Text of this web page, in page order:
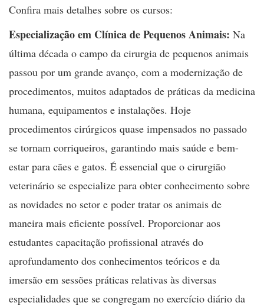
Confira mais detalhes sobre os cursos:
Especialização em Clínica de Pequenos Animais: Na
última década o campo da cirurgia de pequenos animais
passou por um grande avanço, com a modernização de
procedimentos, muitos adaptados de práticas da medicina
humana, equipamentos e instalações. Hoje
procedimentos cirúrgicos quase impensados no passado
se tornam corriqueiros, garantindo mais saúde e bem-
estar para cães e gatos. É essencial que o cirurgião
veterinário se especialize para obter conhecimento sobre
as novidades no setor e poder tratar os animais de
maneira mais eficiente possível. Proporcionar aos
estudantes capacitação profissional através do
aprofundamento dos conhecimentos teóricos e da
imersão em sessões práticas relativas às diversas
especialidades que se congregam no exercício diário da